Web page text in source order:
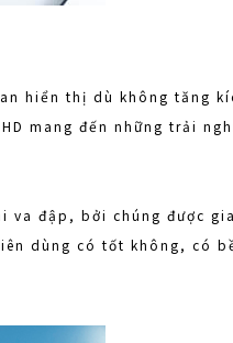
hiển thị dù không tăng
mang đến những trải
va đập, bởi chúng được
dùng có tốt không, có